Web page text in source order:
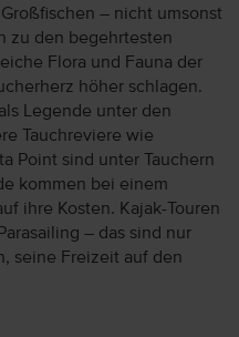
– nicht umsonst
zu den begehrtesten
Flora und Fauna der
höher schlagen.
Legende unter den
Tauchreviere wie
Point sind unter Tauchern
kommen bei einem
ihre Kosten. Kajak-Touren
– das sind nur
seine Freizeit auf den